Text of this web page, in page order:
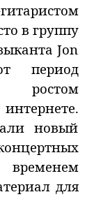
в группу
Jon
период
ростом
новый
для